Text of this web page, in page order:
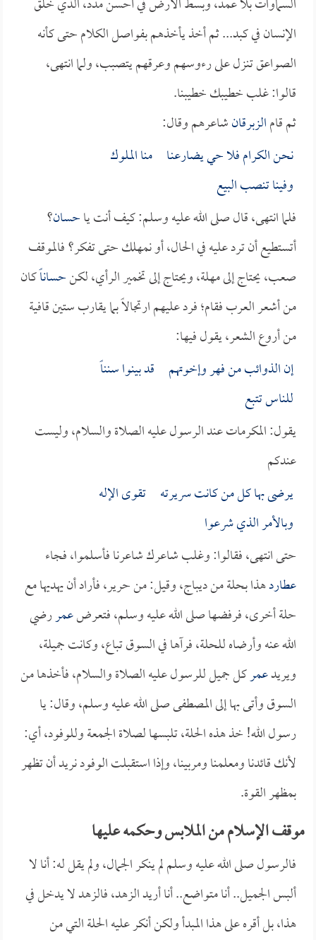
الإنسان في كبد... ثم أخذ يأخذهم بفواصل الكلام حتى كأنه
الصواعق تنزل على رءوسهم وعرقهم يتصبب، ولما انتهى،
قالوا: غلب خطيبك خطيبنا.
ثم قامالزبرقانشاعرهم وقال:
نحن الكرام فلا حي يضارعنـا منا الملوك
وفينا تنصب البيع
فلما انتهى، قال صلى الله عليه وسلم: كيف أنت ياحسان؟
أتستطيع أن ترد عليه في الحال، أو نمهلك حتى تفكر؟ فالموقف
صعب، يحتاج إلى مهلة، ويحتاج إلى تخمير الرأي، لكنحساناًكان
من أشعر العرب فقام؛ فرد عليهم ارتجالاً بما يقارب ستين قافية
من أروع الشعر، يقول فيها:
إن الذوائب من فهر وإخوتهم قد بينوا سنناً
للناس تتبع
يقول: المكرمات عند الرسول عليه الصلاة والسلام، وليست
عندكم
يرضى بها كل من كانت سريرته تقوى الإله
وبالأمر الذي شرعوا
حتى انتهى، فقالوا: وغلب شاعرك شاعرنا فأسلموا، فجاء
عطاردهذا بحلة من ديباج، وقيل: من حرير، فأراد أن يهديها مع
حلة أخرى، فرفضها صلى الله عليه وسلم، فتعرضعمررضي
الله عنه وأرضاه للحلة، فرآها في السوق تباع، وكانت جميلة،
ويريدعمركل جميل للرسول عليه الصلاة والسلام، فأخذها من
السوق وأتى بها إلى المصطفى صلى الله عليه وسلم، وقال: يا
رسول الله! خذ هذه الحلة، تلبسها لصلاة الجمعة وللوفود، أي:
لأنك قائدنا ومعلمنا ومربينا، وإذا استقبلت الوفود نريد أن تظهر
بمظهر القوة.
موقف الإسلام من الملابس وحكمه عليها
فالرسول صلى الله عليه وسلم لم ينكر الجمال، ولم يقل له: أنا لا
ألبس الجميل.. أنا متواضع.. أنا أريد الزهد، فالزهد لا يدخل في
هذا، بل أقره على هذا المبدأ ولكن أنكر عليه الحلة التي من